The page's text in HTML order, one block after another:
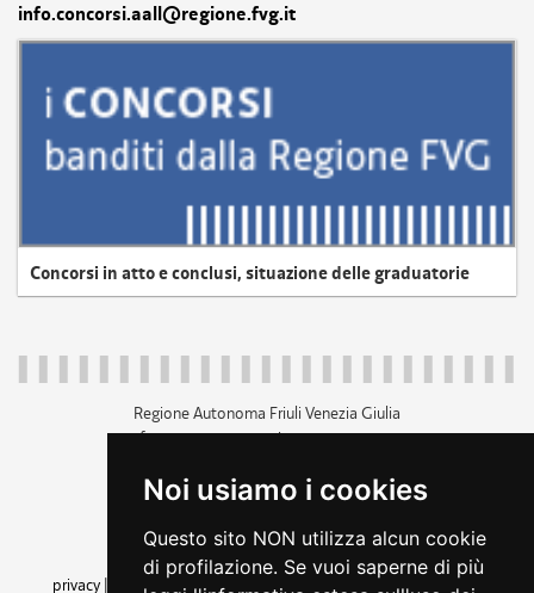
Noi usiamo i cookies
Questo sito NON utilizza alcun cookie
di profilazione. Se vuoi saperne di più
info.concorsi.aall@regione.fvg.it
Concorsi in atto e conclusi, situazione delle graduatorie
Regione Autonoma Friuli Venezia Giulia
c.f. 80014930327; p.iva 00526040324
+39 040 3771111
amministrazione trasparente
privacy
cookie |note legali accessibilità dichiarazione di